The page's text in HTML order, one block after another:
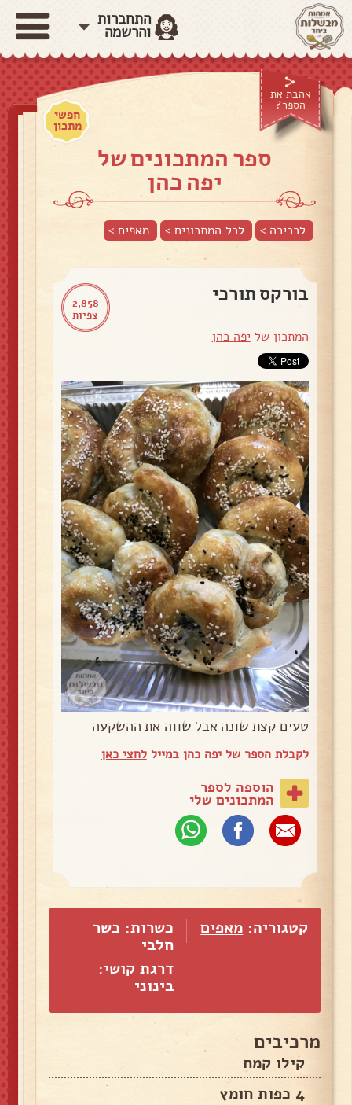
התחברות
והרשמה
אהבת את
הספר?
חפשי
מתכון
ספר המתכונים של
יפה כהן
לכריכה > לכל המתכונים > מאפים>
2,858
צפיות
בורקס תורכי
המתכון של יפה כהן
טעים קצת שונה אבל שווה את ההשקעה
לקבלת הספר של יפה כהן במייללחצי כאן
הוספה לספר
המתכונים שלי
קטגוריה: מאפים
כשרות: כשר
חלבי
דרגת קושי:
בינוני
מרכיבים
קילו קמח
4 כפות חומץ